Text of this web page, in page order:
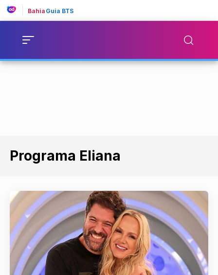
Bahia Guia BTS
Programa Eliana